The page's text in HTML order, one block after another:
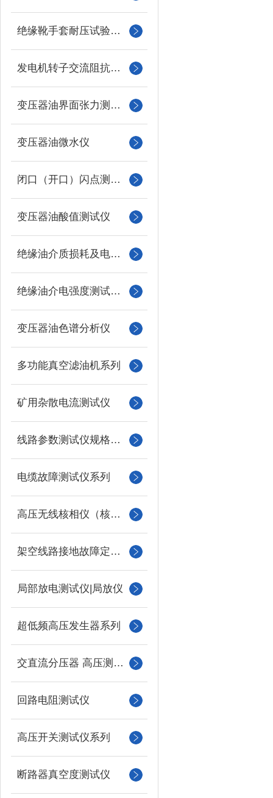
绝缘靴手套耐压试验装置
发电机转子交流阻抗测试仪
变压器油界面张力测试仪
变压器油微水仪
闭口（开口）闪点测定仪
变压器油酸值测试仪
绝缘油介质损耗及电阻率测试仪
绝缘油介电强度测试仪系列
变压器油色谱分析仪
多功能真空滤油机系列
矿用杂散电流测试仪
线路参数测试仪规格型号
电缆故障测试仪系列
高压无线核相仪（核相器）
架空线路接地故障定位仪
局部放电测试仪|局放仪
超低频高压发生器系列
交直流分压器 高压测量仪
回路电阻测试仪
高压开关测试仪系列
断路器真空度测试仪